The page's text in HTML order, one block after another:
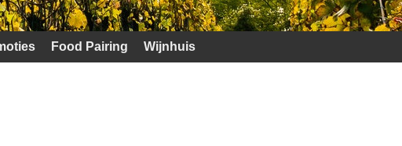
Food Pairing Wijnhuis